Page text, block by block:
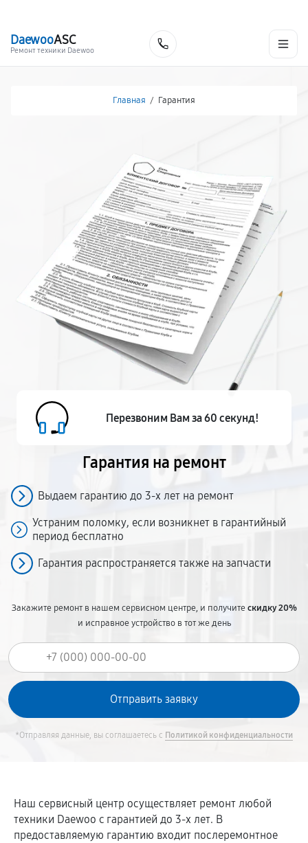
DaewooASC
Ремонт техники Daewoo
Главная / Гарантия
Гарантия на ремонт
Выдаем гарантию до 3-х лет на ремонт
Устраним поломку, если возникнет в гарантийный
период бесплатно
Гарантия распространяется также на запчасти
Закажите ремонт в нашем сервисном центре, и получитескидку 20%
и исправное устройство в тот же день
*Отправляя данные, вы соглашаетесь с Политикой конфиденциальности
Перезвоним Вам за 60 секунд!
Наш сервисный центр осуществляет ремонт любой
техники Daewoo c гарантией до 3-х лет. В
предоставляемую гарантию входит послеремонтное